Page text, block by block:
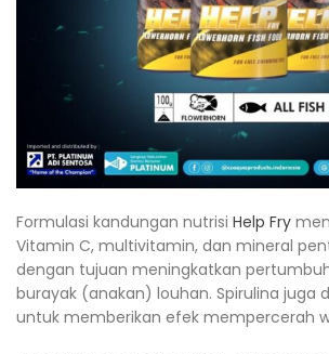
Formulasi kandungan nutrisi Help Fry
Vitamin C, multivitamin, dan mineral
dengan tujuan meningkatkan
burayak (anakan) louhan. Spirulina juga
untuk memberikan efek mempercerah